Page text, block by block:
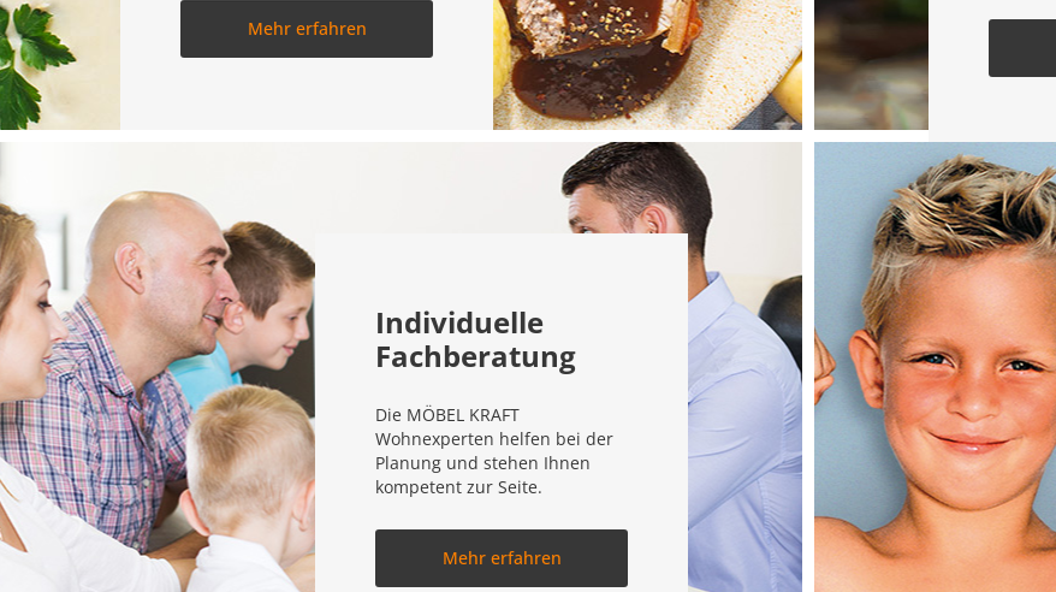
Mehr erfahren
Individuelle
Fachberatung
Die MÖBEL KRAFT
Wohnexperten helfen bei der
Planung und stehen Ihnen
kompetent zur Seite.
Mehr erfahren